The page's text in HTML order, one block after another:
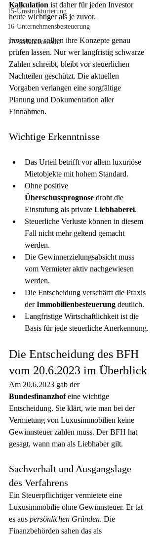
15-Umstrukturierung
16-Unternehmensbesteuerung
17-Verfahrensrecht
Kalkulation ist daher für jeden Investor
heute wichtiger als je zuvor.
Investoren sollten ihre Konzepte genau
prüfen lassen. Nur wer langfristig schwarze
Zahlen schreibt, bleibt vor steuerlichen
Nachteilen geschützt. Die aktuellen
Vorgaben verlangen eine sorgfältige
Planung und Dokumentation aller
Einnahmen.
Wichtige Erkenntnisse
Das Urteil betrifft vor allem luxuriöse
Mietobjekte mit hohem Standard.
Ohne positive
Überschussprognose droht die
Einstufung als private Liebhaberei.
Steuerliche Verluste können in diesem
Fall nicht mehr geltend gemacht
werden.
Die Gewinnerzielungsabsicht muss
vom Vermieter aktiv nachgewiesen
werden.
Die Entscheidung verschärft die Praxis
der Immobilienbesteuerung deutlich.
Langfristige Wirtschaftlichkeit ist die
Basis für jede steuerliche Anerkennung.
Die Entscheidung des BFH
vom 20.6.2023 im Überblick
Am 20.6.2023 gab der
Bundesfinanzhof eine wichtige
Entscheidung. Sie klärt, wie man bei der
Vermietung von Luxusimmobilien keine
Gewinnsteuer zahlen muss. Der BFH hat
gesagt, wann man als Liebhaber gilt.
Sachverhalt und Ausgangslage
des Verfahrens
Ein Steuerpflichtiger vermietete eine
Luxusimmobilie ohne Gewinnsteuer. Er tat
es aus persönlichen Gründen. Die
Finanzbehörden sahen das als